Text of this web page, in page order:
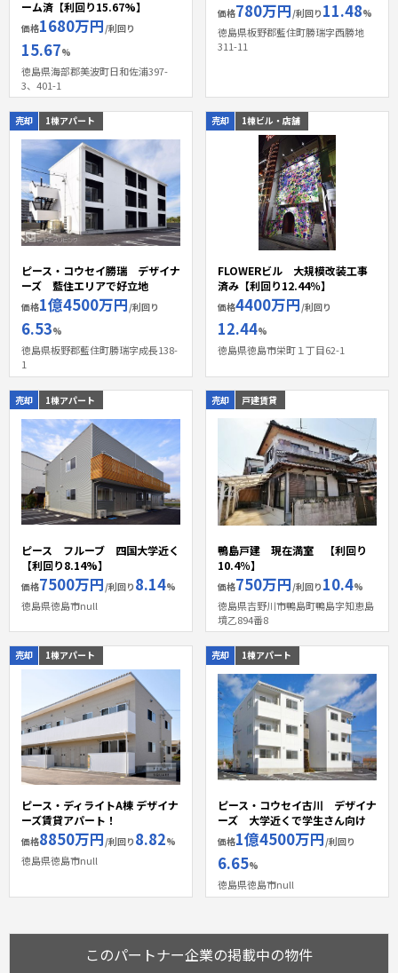
ーム済【利回り15.67%】
価格1680万円 /利回り
15.67%
徳島県海部郡美波町日和佐浦397-
3、401-1
価格780万円 /利回り 11.48%
徳島県板野郡藍住町勝瑞字西勝地
311-11
売却 1棟アパート
ピース・コウセイ勝瑞 デザイナ
ーズ 藍住エリアで好立地
価格1億4500万円 /利回り
6.53%
徳島県板野郡藍住町勝瑞字成長138-
1
売却 1棟ビル・店舗
FLOWERビル 大規模改装工事
済み【利回り12.44％】
価格4400万円 /利回り
12.44%
徳島県徳島市栄町１丁目62-1
売却 1棟アパート
ピース フルーブ 四国大学近く
【利回り8.14%】
価格7500万円 /利回り 8.14%
徳島県徳島市null
売却 戸建賃貸
鴨島戸建 現在満室 【利回り
10.4％】
価格750万円 /利回り 10.4%
徳島県吉野川市鴨島町鴨島字知恵島
境乙894番8
売却 1棟アパート
ピース・ディライトA棟 デザイナ
ーズ賃貸アパート！
価格8850万円 /利回り 8.82%
徳島県徳島市null
売却 1棟アパート
ピース・コウセイ古川 デザイナ
ーズ 大学近くで学生さん向け
価格1億4500万円 /利回り
6.65%
徳島県徳島市null
このパートナー企業の掲載中の物件